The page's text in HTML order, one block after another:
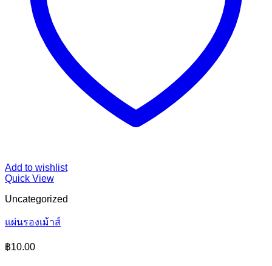
Add to wishlist
Quick View
Uncategorized
แผ่นรองเม้าส์
฿10.00